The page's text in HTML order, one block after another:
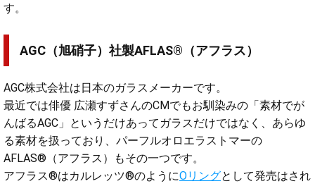
す。
AGC（旭硝子）社製AFLAS®（アフラス）
AGC株式会社は日本のガラスメーカーです。
最近では俳優 広瀬すずさんのCMでもお馴染みの「素材でが
んばるAGC」というだけあってガラスだけではなく、あらゆ
る素材を扱っており、パーフルオロエラストマーの
AFLAS®（アフラス）もその一つです。
アフラス®はカルレッツ®のようにOリングとして発売はされ